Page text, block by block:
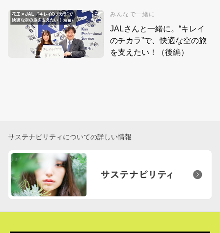
みんなで一緒に
JALさんと一緒に。“キレイ
のチカラ”で、快適な空の旅
を支えたい！（後編）
サステナビリティについての詳しい情報